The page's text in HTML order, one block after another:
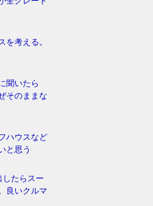
を考える。
聞いたら
そのままな
ハウスなど
と思う
したらスー
良いクルマ